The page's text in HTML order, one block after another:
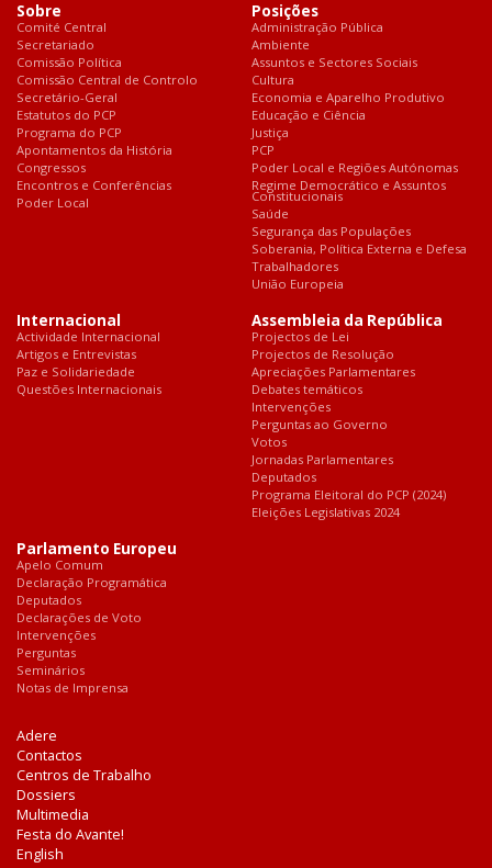
Sobre
Comité Central
Secretariado
Comissão Política
Comissão Central de Controlo
Secretário-Geral
Estatutos do PCP
Programa do PCP
Apontamentos da História
Congressos
Encontros e Conferências
Poder Local
Posições
Administração Pública
Ambiente
Assuntos e Sectores Sociais
Cultura
Economia e Aparelho Produtivo
Educação e Ciência
Justiça
PCP
Poder Local e Regiões Autónomas
Regime Democrático e Assuntos
Constitucionais
Saúde
Segurança das Populações
Soberania, Política Externa e Defesa
Trabalhadores
União Europeia
Internacional
Actividade Internacional
Artigos e Entrevistas
Paz e Solidariedade
Questões Internacionais
Assembleia da República
Projectos de Lei
Projectos de Resolução
Apreciações Parlamentares
Debates temáticos
Intervenções
Perguntas ao Governo
Votos
Jornadas Parlamentares
Deputados
Programa Eleitoral do PCP (2024)
Eleições Legislativas 2024
Parlamento Europeu
Apelo Comum
Declaração Programática
Deputados
Declarações de Voto
Intervenções
Perguntas
Seminários
Notas de Imprensa
Adere
Contactos
Centros de Trabalho
Dossiers
Multimedia
Festa do Avante!
English